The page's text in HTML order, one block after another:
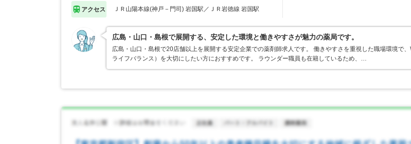
アクセス ＪＲ山陽本線(神戸－門司) 岩国駅／ＪＲ岩徳線 岩国駅
広島・山口・島根で展開する、安定した環境と働きやすさが魅力の薬局です。
広島・山口・島根で20店舗以上を展開する安定企業での薬剤師求人です。 働きやすさを重視した職場環境で、
ライフバランス）を大切にしたい方におすすめです。 ラウンダー職員も在籍しているため、…